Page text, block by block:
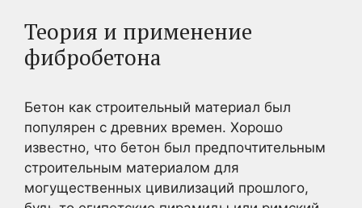
Теория и применение
фибробетона
Бетон как строительный материал был
популярен с древних времен. Хорошо
известно, что бетон был предпочтительным
строительным материалом для
могущественных цивилизаций прошлого,